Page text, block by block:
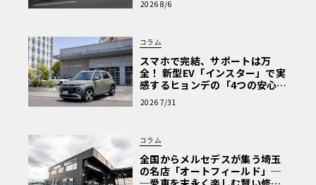
な走り〈PR〉
2026 8/6
コラム
スマホで完結、サポートは万
全！ 新型EV「インスター」で実
感するヒョンデの「4つの安心」
【第1回・ヒョンデ6つの疑問：
Why? Hyundai?】〈PR〉
2026 7/31
コラム
全国からメルセデスが集う埼玉
の名店「オートフィールド」─